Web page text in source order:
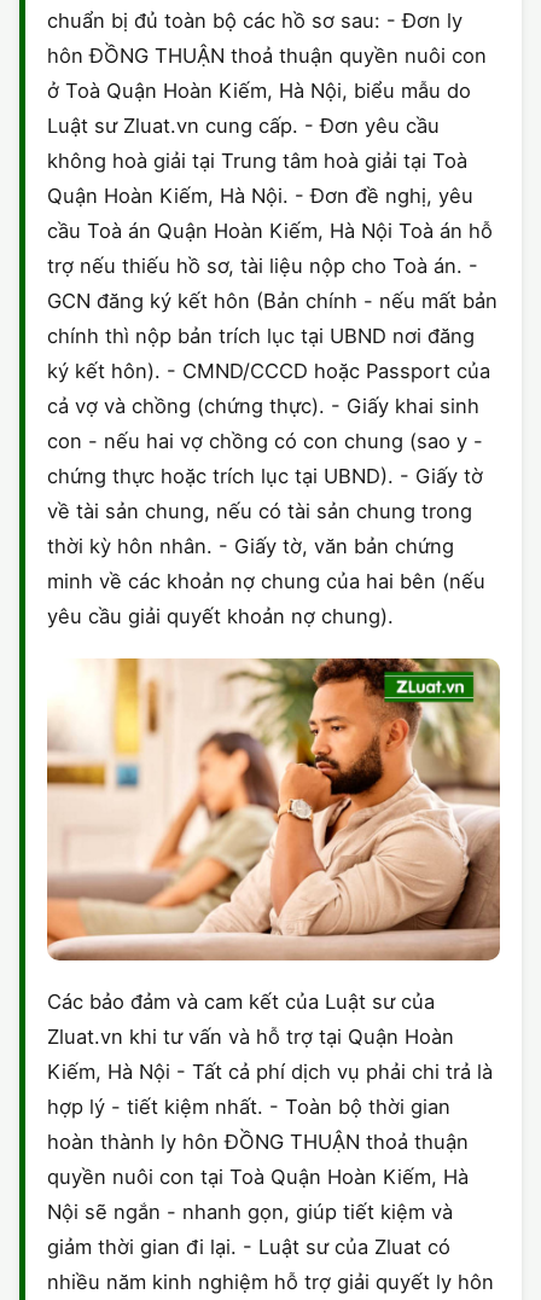
chuẩn bị đủ toàn bộ các hồ sơ sau: - Đơn ly
hôn ĐỒNG THUẬN thoả thuận quyền nuôi con
ở Toà Quận Hoàn Kiếm, Hà Nội, biểu mẫu do
Luật sư Zluat.vn cung cấp. - Đơn yêu cầu
không hoà giải tại Trung tâm hoà giải tại Toà
Quận Hoàn Kiếm, Hà Nội. - Đơn đề nghị, yêu
cầu Toà án Quận Hoàn Kiếm, Hà Nội Toà án hỗ
trợ nếu thiếu hồ sơ, tài liệu nộp cho Toà án. -
GCN đăng ký kết hôn (Bản chính - nếu mất bản
chính thì nộp bản trích lục tại UBND nơi đăng
ký kết hôn). - CMND/CCCD hoặc Passport của
cả vợ và chồng (chứng thực). - Giấy khai sinh
con - nếu hai vợ chồng có con chung (sao y -
chứng thực hoặc trích lục tại UBND). - Giấy tờ
về tài sản chung, nếu có tài sản chung trong
thời kỳ hôn nhân. - Giấy tờ, văn bản chứng
minh về các khoản nợ chung của hai bên (nếu
yêu cầu giải quyết khoản nợ chung).
Các bảo đảm và cam kết của Luật sư của
Zluat.vn khi tư vấn và hỗ trợ tại Quận Hoàn
Kiếm, Hà Nội - Tất cả phí dịch vụ phải chi trả là
hợp lý - tiết kiệm nhất. - Toàn bộ thời gian
hoàn thành ly hôn ĐỒNG THUẬN thoả thuận
quyền nuôi con tại Toà Quận Hoàn Kiếm, Hà
Nội sẽ ngắn - nhanh gọn, giúp tiết kiệm và
giảm thời gian đi lại. - Luật sư của Zluat có
nhiều năm kinh nghiệm hỗ trợ giải quyết ly hôn